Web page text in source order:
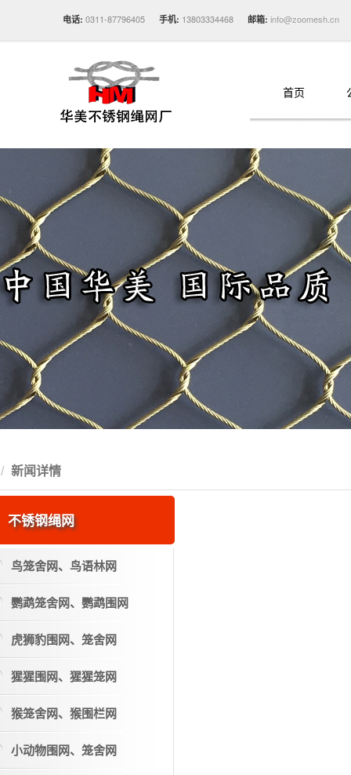
电话: 0311-87796405 手机: 13803334468 邮箱: info@zoomesh.cn
首页
新闻详情
不锈钢绳网
鸟笼舍网、鸟语林网
鹦鹉笼舍网、鹦鹉围网
虎狮豹围网、笼舍网
猩猩围网、猩猩笼网
猴笼舍网、猴围栏网
小动物围网、笼舍网